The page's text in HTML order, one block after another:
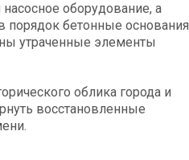
оборудование, а
порядок бетонные основания
утраченные элементы
облика города и
восстановленные